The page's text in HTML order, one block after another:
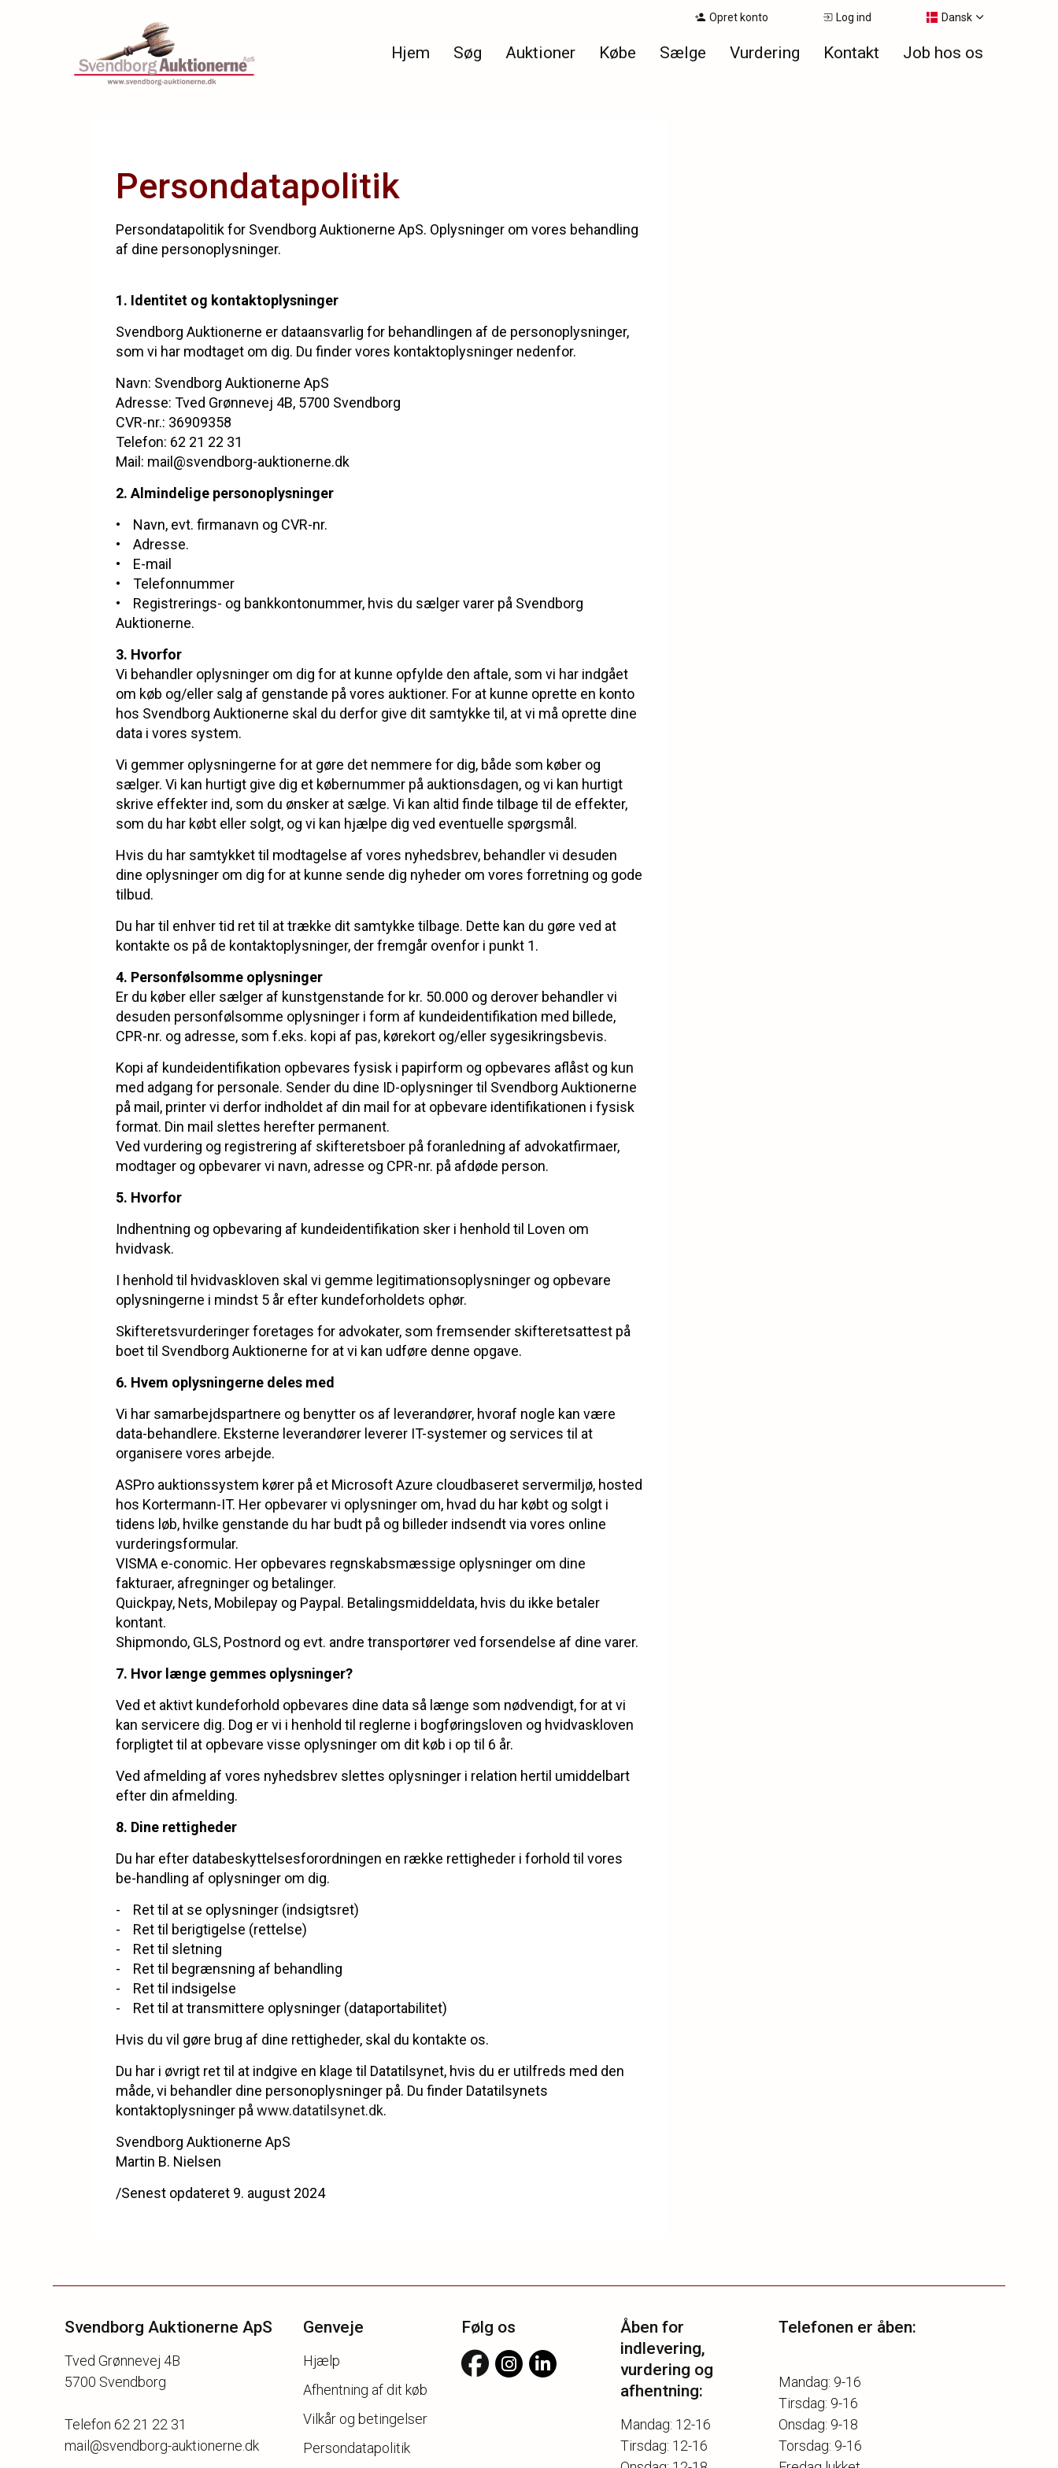
Hjem Søg Auktioner Købe Sælge Vurdering Kontakt Job hos os
Opret konto Log ind Dansk
Persondatapolitik
Persondatapolitik for Svendborg Auktionerne ApS. Oplysninger om vores behandling
af dine personoplysninger.
1. Identitet og kontaktoplysninger
Svendborg Auktionerne er dataansvarlig for behandlingen af de personoplysninger,
som vi har modtaget om dig. Du finder vores kontaktoplysninger nedenfor.
Navn: Svendborg Auktionerne ApS
Adresse: Tved Grønnevej 4B, 5700 Svendborg
CVR-nr.: 36909358
Telefon: 62 21 22 31
Mail: mail@svendborg-auktionerne.dk
2. Almindelige personoplysninger
• Navn, evt. firmanavn og CVR-nr.
• Adresse.
• E-mail
• Telefonnummer
• Registrerings- og bankkontonummer, hvis du sælger varer på Svendborg
Auktionerne.
3. Hvorfor
Vi behandler oplysninger om dig for at kunne opfylde den aftale, som vi har indgået
om køb og/eller salg af genstande på vores auktioner. For at kunne oprette en konto
hos Svendborg Auktionerne skal du derfor give dit samtykke til, at vi må oprette dine
data i vores system.
Vi gemmer oplysningerne for at gøre det nemmere for dig, både som køber og
sælger. Vi kan hurtigt give dig et købernummer på auktionsdagen, og vi kan hurtigt
skrive effekter ind, som du ønsker at sælge. Vi kan altid finde tilbage til de effekter,
som du har købt eller solgt, og vi kan hjælpe dig ved eventuelle spørgsmål.
Hvis du har samtykket til modtagelse af vores nyhedsbrev, behandler vi desuden
dine oplysninger om dig for at kunne sende dig nyheder om vores forretning og gode
tilbud.
Du har til enhver tid ret til at trække dit samtykke tilbage. Dette kan du gøre ved at
kontakte os på de kontaktoplysninger, der fremgår ovenfor i punkt 1.
4. Personfølsomme oplysninger
Er du køber eller sælger af kunstgenstande for kr. 50.000 og derover behandler vi
desuden personfølsomme oplysninger i form af kundeidentifikation med billede,
CPR-nr. og adresse, som f.eks. kopi af pas, kørekort og/eller sygesikringsbevis.
Kopi af kundeidentifikation opbevares fysisk i papirform og opbevares aflåst og kun
med adgang for personale. Sender du dine ID-oplysninger til Svendborg Auktionerne
på mail, printer vi derfor indholdet af din mail for at opbevare identifikationen i fysisk
format. Din mail slettes herefter permanent.
Ved vurdering og registrering af skifteretsboer på foranledning af advokatfirmaer,
modtager og opbevarer vi navn, adresse og CPR-nr. på afdøde person.
5. Hvorfor
Indhentning og opbevaring af kundeidentifikation sker i henhold til Loven om
hvidvask.
I henhold til hvidvaskloven skal vi gemme legitimationsoplysninger og opbevare
oplysningerne i mindst 5 år efter kundeforholdets ophør.
Skifteretsvurderinger foretages for advokater, som fremsender skifteretsattest på
boet til Svendborg Auktionerne for at vi kan udføre denne opgave.
6. Hvem oplysningerne deles med
Vi har samarbejdspartnere og benytter os af leverandører, hvoraf nogle kan være
data-behandlere. Eksterne leverandører leverer IT-systemer og services til at
organisere vores arbejde.
ASPro auktionssystem kører på et Microsoft Azure cloudbaseret servermiljø, hosted
hos Kortermann-IT. Her opbevarer vi oplysninger om, hvad du har købt og solgt i
tidens løb, hvilke genstande du har budt på og billeder indsendt via vores online
vurderingsformular.
VISMA e-conomic. Her opbevares regnskabsmæssige oplysninger om dine
fakturaer, afregninger og betalinger.
Quickpay, Nets, Mobilepay og Paypal. Betalingsmiddeldata, hvis du ikke betaler
kontant.
Shipmondo, GLS, Postnord og evt. andre transportører ved forsendelse af dine varer.
7. Hvor længe gemmes oplysninger?
Ved et aktivt kundeforhold opbevares dine data så længe som nødvendigt, for at vi
kan servicere dig. Dog er vi i henhold til reglerne i bogføringsloven og hvidvaskloven
forpligtet til at opbevare visse oplysninger om dit køb i op til 6 år.
Ved afmelding af vores nyhedsbrev slettes oplysninger i relation hertil umiddelbart
efter din afmelding.
8. Dine rettigheder
Du har efter databeskyttelsesforordningen en række rettigheder i forhold til vores
be-handling af oplysninger om dig.
- Ret til at se oplysninger (indsigtsret)
- Ret til berigtigelse (rettelse)
- Ret til sletning
- Ret til begrænsning af behandling
- Ret til indsigelse
- Ret til at transmittere oplysninger (dataportabilitet)
Hvis du vil gøre brug af dine rettigheder, skal du kontakte os.
Du har i øvrigt ret til at indgive en klage til Datatilsynet, hvis du er utilfreds med den
måde, vi behandler dine personoplysninger på. Du finder Datatilsynets
kontaktoplysninger på www.datatilsynet.dk.
Svendborg Auktionerne ApS
Martin B. Nielsen
/Senest opdateret 9. august 2024
Svendborg Auktionerne ApS
Tved Grønnevej 4B
5700 Svendborg
Telefon 62 21 22 31
mail@svendborg-auktionerne.dk
Genveje
Hjælp
Afhentning af dit køb
Vilkår og betingelser
Persondatapolitik
Følg os
Åben for
indlevering,
vurdering og
afhentning:
Mandag: 12-16
Tirsdag: 12-16
Telefonen er åben:
Mandag: 9-16
Tirsdag: 9-16
Onsdag: 9-18
Torsdag: 9-16